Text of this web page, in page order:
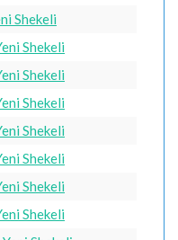
Shekeli
Shekeli
Shekeli
Shekeli
Shekeli
Shekeli
Shekeli
Shekeli